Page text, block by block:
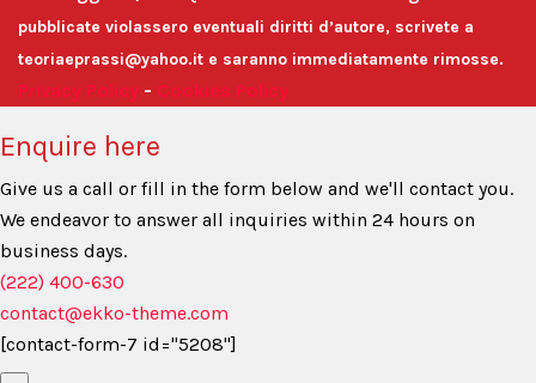
pubblicate violassero eventuali diritti d’autore, scrivete a
teoriaeprassi@yahoo.it e saranno immediatamente rimosse.
Privacy Policy - Cookies Policy
Enquire here
Give us a call or fill in the form below and we'll contact you.
We endeavor to answer all inquiries within 24 hours on
business days.
(222) 400-630
contact@ekko-theme.com
[contact-form-7 id="5208"]